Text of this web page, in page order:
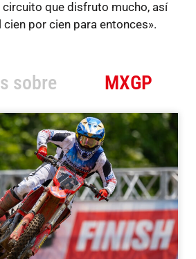
circuito que disfruto mucho, así
por cien para entonces».
sobre MXGP